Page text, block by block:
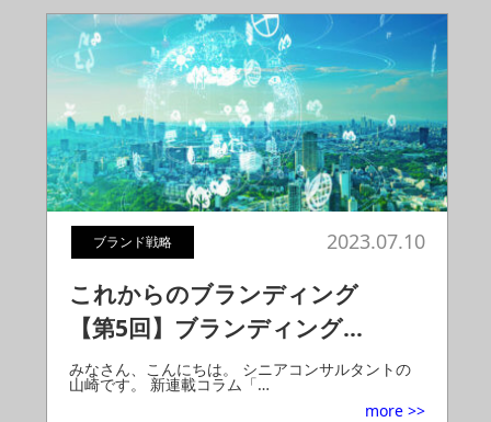
ブランド戦略 2023.07.10
これからのブランディング
【第5回】ブランディング…
みなさん、こんにちは。 シニアコンサルタントの
山崎です。 新連載コラム「…
more >>